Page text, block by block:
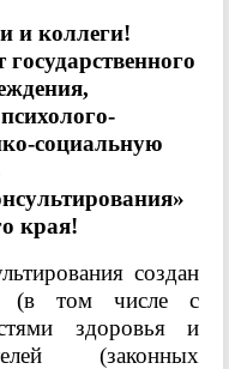
и коллеги!
социальную
края!
создан
(в том числе с
здоровья и
(законных